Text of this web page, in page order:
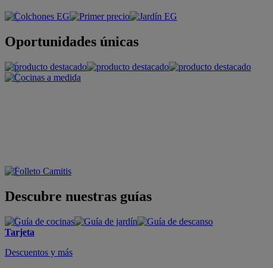
Oportunidades únicas
Descubre nuestras guías
Tarjeta
Descuentos y más